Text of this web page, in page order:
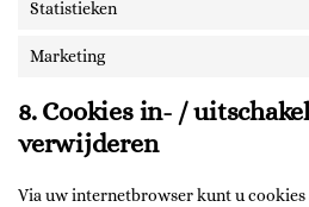
Statistieken
Marketing
8. Cookies in- /
verwijderen
Via uw internetbrowser kunt u